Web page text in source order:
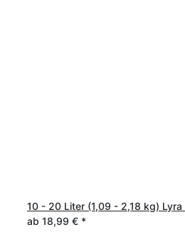
10 - 20 Liter (1,09 - 2,18 kg)
ab 18,99 € *